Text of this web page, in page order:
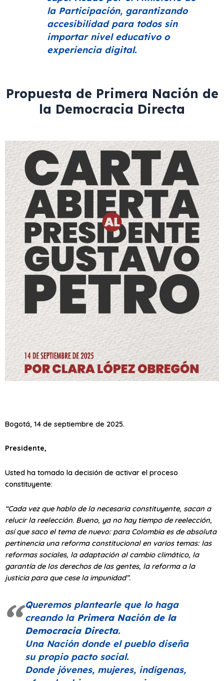
la Participación, garantizando
accesibilidad para todos sin
importar nivel educativo o
experiencia digital.
Propuesta de Primera Nación de
la Democracia Directa
Bogotá, 14 de septiembre de 2025.
Presidente,
Usted ha tomado la decisión de activar el proceso
constituyente:
“Cada vez que hablo de la necesaria constituyente, sacan a
relucir la reelección. Bueno, ya no hay tiempo de reelección,
así que saco el tema de nuevo: para Colombia es de absoluta
pertinencia una reforma constitucional en varios temas: las
reformas sociales, la adaptación al cambio climático, la
garantía de los derechos de las gentes, la reforma a la
justicia para que cese la impunidad”.
Queremos plantearle que lo haga
creando la Primera Nación de la
Democracia Directa.
Una Nación donde el pueblo diseña
su propio pacto social.
Donde jóvenes, mujeres, indígenas,